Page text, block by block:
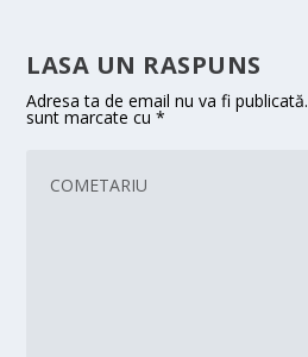
LASA UN RASPUNS
Adresa ta de email nu va fi publicată.
sunt marcate cu*